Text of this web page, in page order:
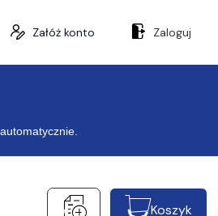
Załóż konto Zaloguj
Koszyk